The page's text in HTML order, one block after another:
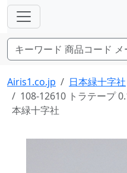
Airis1.co.jp
日本緑十字社
108-12610 トラテープ
本緑十字社